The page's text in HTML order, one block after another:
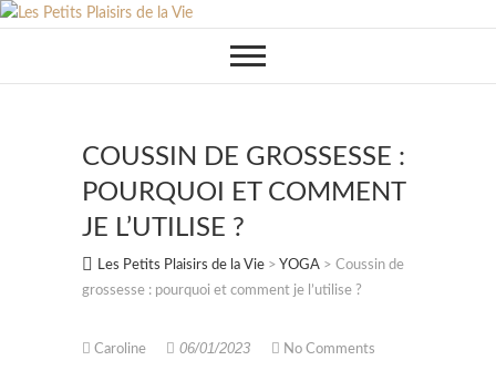
Skip
COUSSIN DE GROSSESSE :
POURQUOI ET COMMENT
JE L’UTILISE ?
Les Petits Plaisirs de la Vie > YOGA > Coussin de
grossesse : pourquoi et comment je l’utilise ?
Caroline 06/01/2023 No Comments